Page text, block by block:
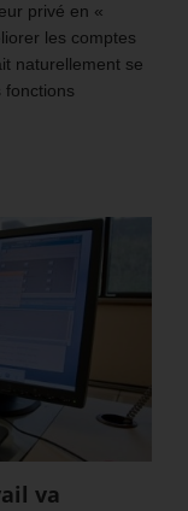
privé en «
les comptes
naturellement se
fonctions
va